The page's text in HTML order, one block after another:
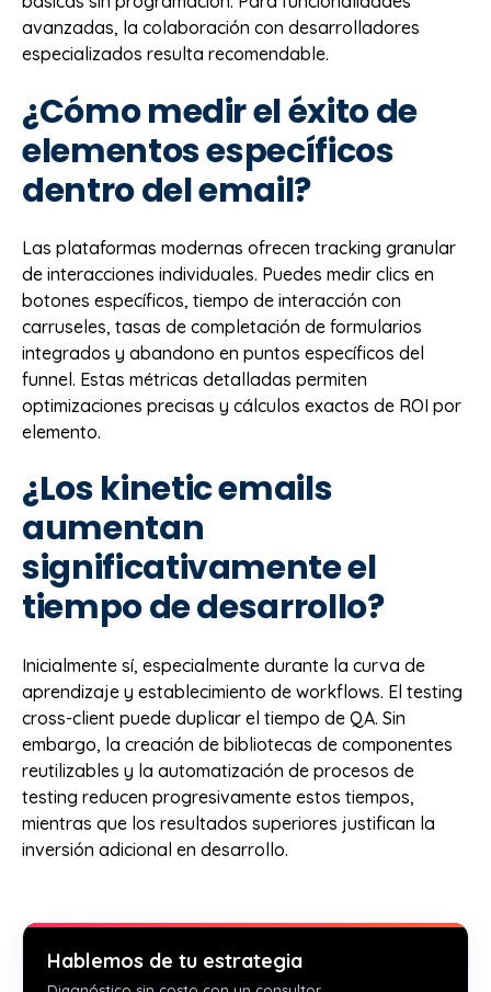
avanzadas, la colaboración con desarrolladores
especializados resulta recomendable.
¿Cómo medir el éxito de
elementos específicos
dentro del email?
Las plataformas modernas ofrecen tracking granular
de interacciones individuales. Puedes medir clics en
botones específicos, tiempo de interacción con
carruseles, tasas de completación de formularios
integrados y abandono en puntos específicos del
funnel. Estas métricas detalladas permiten
optimizaciones precisas y cálculos exactos de ROI por
elemento.
¿Los kinetic emails
aumentan
significativamente el
tiempo de desarrollo?
Inicialmente sí, especialmente durante la curva de
aprendizaje y establecimiento de workflows. El testing
cross-client puede duplicar el tiempo de QA. Sin
embargo, la creación de bibliotecas de componentes
reutilizables y la automatización de procesos de
testing reducen progresivamente estos tiempos,
mientras que los resultados superiores justifican la
inversión adicional en desarrollo.
Hablemos de tu estrategia